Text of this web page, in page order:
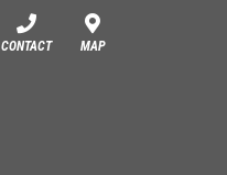
CONTACT MAP